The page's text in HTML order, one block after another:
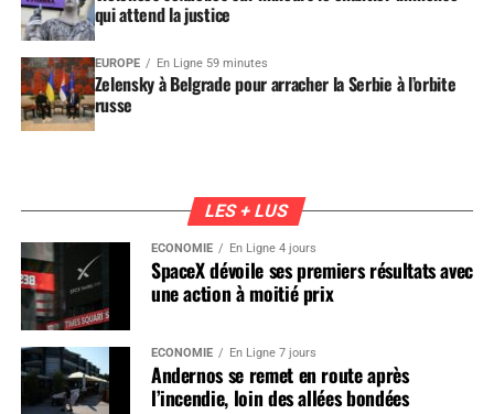
qui attend la justice
EUROPE En Ligne 59 minutes
Zelensky à Belgrade pour arracher la Serbie à l’orbite
russe
LES + LUS
ÉCONOMIE En Ligne 4 jours
SpaceX dévoile ses premiers résultats avec
une action à moitié prix
ÉCONOMIE En Ligne 7 jours
Andernos se remet en route après
l’incendie, loin des allées bondées